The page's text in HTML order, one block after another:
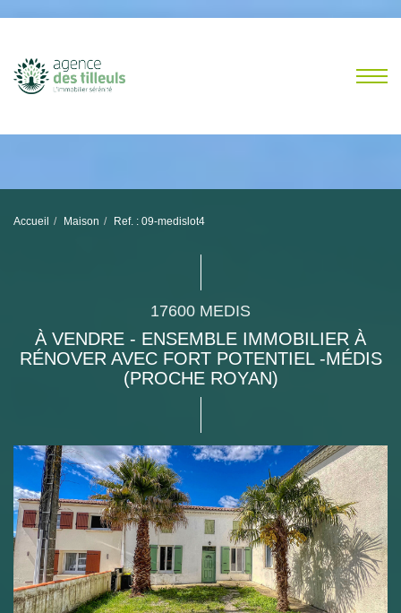
Accueil Maison Ref. : 09-medislot4
17600 MEDIS
À VENDRE - ENSEMBLE IMMOBILIER À
RÉNOVER AVEC FORT POTENTIEL -MÉDIS
(PROCHE ROYAN)